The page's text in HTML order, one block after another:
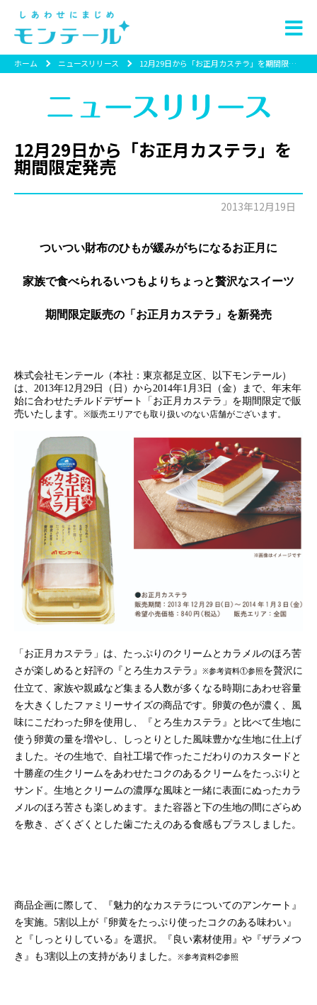
ホーム ニュースリリース 12月29日から「お正月カステラ」を期間限定発売
12月29日から「お正月カステラ」を
期間限定発売
2013年12月19日
ついつい財布のひもが緩みがちになるお正月に
家族で食べられるいつもよりちょっと贅沢なスイーツ
期間限定販売の「お正月カステラ」を新発売
株式会社モンテール（本社：東京都足立区、以下モンテール）
は、 2013年12 月 29日（日）から 2014年1 月 3日（金）まで、年末年
始に合わせたチルドデザート「お正月カステラ」を期間限定で販
売いたします。 ※販売エリアでも取り扱いのない店舗がございます。
「お正月カステラ」は、たっぷりのクリームとカラメルのほろ苦
さが楽しめると好評の『とろ生カステラ』
※参考資料①参照を贅沢に
仕立て、 家族や親戚など集まる人数が多くなる時期にあわせ容量
を大きくしたファミリーサイズの商品です。卵黄の色が濃く、風
味にこだわった卵を使用し、『とろ生カステラ』と比べて生地に
使う卵黄の量を増やし、しっとりとした風味豊かな生地に仕上げ
ました。その生地で、自社工場で作ったこだわりのカスタードと
十勝産の生クリームをあわせたコクのあるクリームをたっぷりと
サンド。生地とクリームの濃厚な風味と一緒に表面にぬったカラ
メルのほろ苦さも楽しめます。また容器と下の生地の間にざらめ
を敷き、ざくざくとした歯ごたえのある食感もプラスしました。
商品企画に際して、『魅力的なカステラについてのアンケート』
を実施。 5割以上が『卵黄をたっぷり使ったコクのある味わい』
と『しっとりしている』を選択。『良い素材使用』や『ザラメつ
き』も3割以上の支持がありました。 ※参考資料②参照